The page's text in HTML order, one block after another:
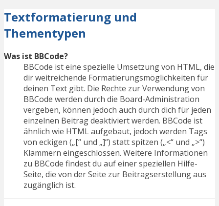
Textformatierung und
Thementypen
Was ist BBCode?
BBCode ist eine spezielle Umsetzung von HTML, die
dir weitreichende Formatierungsmöglichkeiten für
deinen Text gibt. Die Rechte zur Verwendung von
BBCode werden durch die Board-Administration
vergeben, können jedoch auch durch dich für jeden
einzelnen Beitrag deaktiviert werden. BBCode ist
ähnlich wie HTML aufgebaut, jedoch werden Tags
von eckigen („[“ und „]“) statt spitzen („<“ und „>“)
Klammern eingeschlossen. Weitere Informationen
zu BBCode findest du auf einer speziellen Hilfe-
Seite, die von der Seite zur Beitragserstellung aus
zugänglich ist.